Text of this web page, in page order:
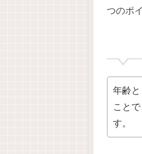
つのポ
年齢
こと
す。